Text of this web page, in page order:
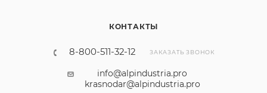
КОНТАКТЫ
8-800-511-32-12 ЗАКАЗАТЬ ЗВОНОК
info@alpindustria.pro
krasnodar@alpindustria.pro